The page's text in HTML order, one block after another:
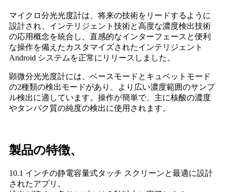
マイクロ分光光度計は、将来の技術をリードするように
設計され、インテリジェント技術と高度な濃度検出技術
の応用概念を統合し、直感的なインターフェースと便利
な操作を備えたカスタマイズされたインテリジェント
Android システムを正常にリリースしました。
顕微分光光度計には、ベースモードとキュベットモード
の2種類の検出モードがあり、より広い濃度範囲のサンプ
ル検出に適しています。操作が簡単で、主に核酸の濃度
やタンパク質の純度の検出に使用されます。
製品の特徴、
10.1 インチの静電容量式タッチ スクリーンと最適に設計
されたアプリ。